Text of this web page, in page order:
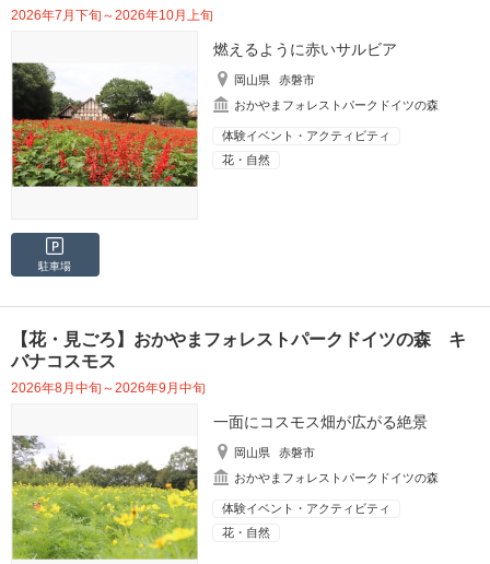
2026年7月下旬～2026年10月上旬
燃えるように赤いサルビア
岡山県
赤磐市
おかやまフォレストパークドイツの森
体験イベント・アクティビティ
花・自然
駐車場
【花・見ごろ】おかやまフォレストパークドイツの森 キ
バナコスモス
2026年8月中旬～2026年9月中旬
一面にコスモス畑が広がる絶景
岡山県
赤磐市
おかやまフォレストパークドイツの森
体験イベント・アクティビティ
花・自然